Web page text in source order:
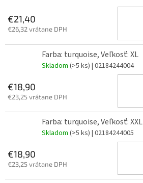
€21,40
€26,32 vrátane DPH
Farba: turquoise, Veľkosť: XL
Skladom (>5 ks) | 02184244004
€18,90
€23,25 vrátane DPH
Farba: turquoise, Veľkosť: XXL
Skladom (>5 ks) | 02184244005
€18,90
€23,25 vrátane DPH